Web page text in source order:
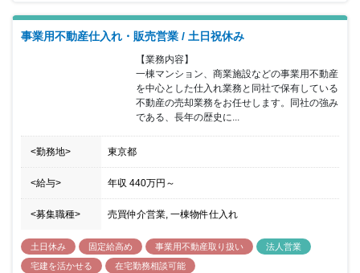
事業用不動産仕入れ・販売営業 / 土日祝休み
【業務内容】
一棟マンション、商業施設などの事業用不動産
を中心とした仕入れ業務と同社で保有している
不動産の売却業務をお任せします。同社の強み
である、長年の歴史に...
<勤務地> 東京都
<給与> 年収 440万円 ～
<募集職種> 売買仲介営業, 一棟物件仕入れ
土日休み 固定給高め 事業用不動産取り扱い
法人営業
宅建を活かせる
在宅勤務相談可能